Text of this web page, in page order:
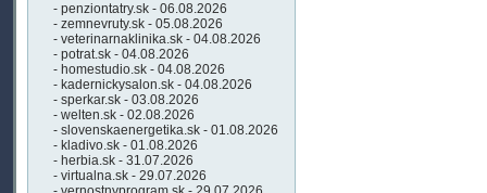
- penziontatry.sk - 06.08.2026
- zemnevruty.sk - 05.08.2026
- veterinarnaklinika.sk - 04.08.2026
- potrat.sk - 04.08.2026
- homestudio.sk - 04.08.2026
- kadernickysalon.sk - 04.08.2026
- sperkar.sk - 03.08.2026
- welten.sk - 02.08.2026
- slovenskaenergetika.sk - 01.08.2026
- kladivo.sk - 01.08.2026
- herbia.sk - 31.07.2026
- virtualna.sk - 29.07.2026